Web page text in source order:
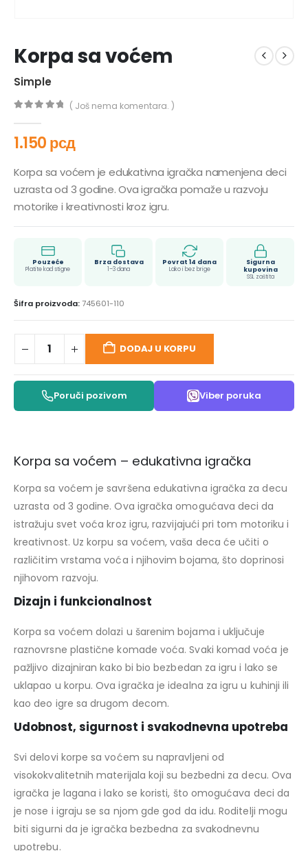
Korpa sa voćem
Simple
( Još nema komentara. )
1.150рсд
Korpa sa voćem je edukativna igračka namenjena deci
uzrasta od 3 godine. Ova igračka pomaže u razvoju
motorike i kreativnosti kroz igru.
Pouzeće
Platite kad stigne
Brza dostava
1–3 dana
Povrat 14 dana
Lako i bez brige
Sigurna
kupovina
SSL zaštita
Šifra proizvoda:745601-110
DODAJ U KORPU
Poruči pozivom Viber poruka
Korpa sa voćem – edukativna igračka
Korpa sa voćem je savršena edukativna igračka za decu
uzrasta od 3 godine. Ova igračka omogućava deci da
istražuju svet voća kroz igru, razvijajući pri tom motoriku i
kreativnost. Uz korpu sa voćem, vaša deca će učiti o
različitim vrstama voća i njihovim bojama, što doprinosi
njihovom razvoju.
Dizajn i funkcionalnost
Korpa sa voćem dolazi u šarenim bojama i uključuje
raznovrsne plastične komade voća. Svaki komad voća je
pažljivo dizajniran kako bi bio bezbedan za igru i lako se
uklapao u korpu. Ova igračka je idealna za igru u kuhinji ili
kao deo igre sa drugom decom.
Udobnost, sigurnost i svakodnevna upotreba
Svi delovi korpe sa voćem su napravljeni od
visokokvalitetnih materijala koji su bezbedni za decu. Ova
igračka je lagana i lako se koristi, što omogućava deci da
je nose i igraju se sa njom gde god da idu. Roditelji mogu
biti sigurni da je igračka bezbedna za svakodnevnu
upotrebu.